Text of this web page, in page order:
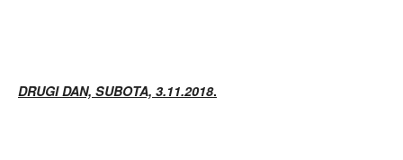
DRUGI DAN, SUBOTA, 3.11.2018.